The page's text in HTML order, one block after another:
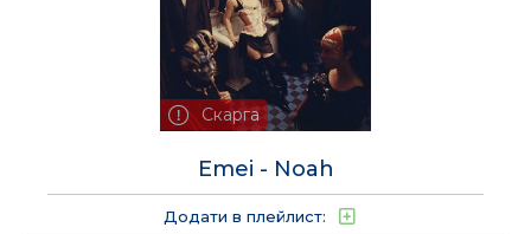
Скарга
Emei - Noah
Додати в плейлист: